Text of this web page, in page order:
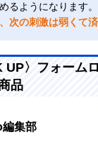
るようになります。
次の刺激は弱くて
UP〉フォーム
品
集部